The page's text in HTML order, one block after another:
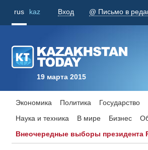
rus kaz Вход @ Письмо в
19 марта 2015
Экономика Политика Государство
Наука и техника
В мире Бизнес
Внеочередные выборы президента